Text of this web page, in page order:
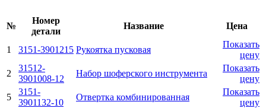
№
Номер
детали
Название Цена
1 3151-3901215 Рукоятка пусковая
Показать
цену
2
31512-
3901008-12
Набор шоферского инструмента
Показать
цену
5
3151-
3901132-10
Отвертка комбинированная
Показать
цену